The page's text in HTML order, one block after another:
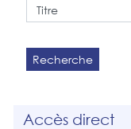
Recherche
Accès direct